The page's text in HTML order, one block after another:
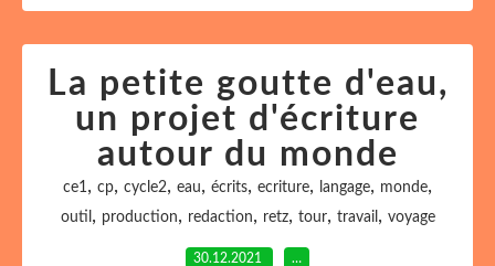
La petite goutte d'eau,
un projet d'écriture
autour du monde
ce1, cp, cycle2, eau, écrits, ecriture, langage, monde,
outil , production, redaction, retz, tour, travail, voyage
30.12.2021 …